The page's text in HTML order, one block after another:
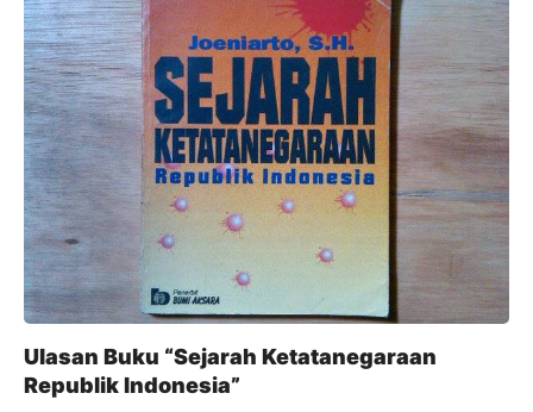
Ulasan Buku “Sejarah Ketatanegaraan
Republik Indonesia”